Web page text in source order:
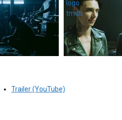
Trailer (YouTube)